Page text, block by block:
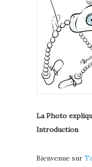
La Photo
Introduction
Bienvenue sur